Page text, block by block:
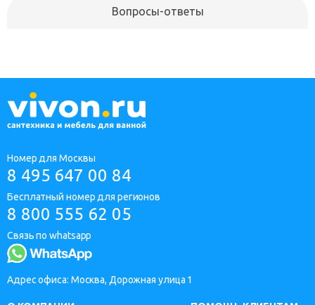
Вопросы-ответы
Номер для Москвы
8 495 647 00 84
Бесплатный номер для регионов
8 800 555 62 05
Связь по whatsapp
Адрес офиса: Москва, Дорожная улица 1